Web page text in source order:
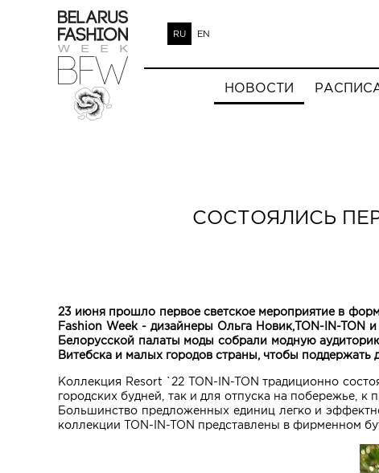
RU EN
НОВОСТИ
СОСТОЯЛИСЬ
23 июня прошло первое светское мероприятие в
Fashion Week - дизайнеры Ольга Новик,TON-IN-TON
Белорусской палаты моды собрали модную
Витебска и малых городов страны, чтобы поддержать
Коллекция Resort `22 TON-IN-TON традиционно
городских будней, так и для отпуска на побережье,
Большинство предложенных единиц легко и
коллекции TON-IN-TON представлены в фирменном